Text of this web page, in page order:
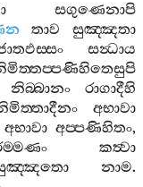
සගුණෙනාපි
තාව
සුඤ‍්ඤතා
සන්‍ධාය
නිබ‍්බානං
රාගාදීහි
අභාවා
අභාවා අප‍්පණිහිතං,
කත්‍වා
නාම.